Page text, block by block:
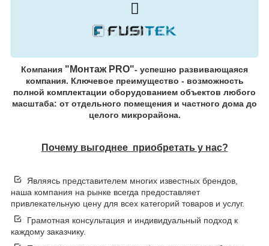
Компания "Монтаж PRO"- успешно развивающаяся
компания. Ключевое преимущество - возможность
полной комплектации оборудованием объектов любого
масштаба: от отдельного помещения и частного дома до
целого микрорайона.
Почему выгоднее приобретать у нас?
Являясь представителем многих известных брендов,
наша компания на рынке всегда предоставляет
привлекательную цену для всех категорий товаров и услуг.
Грамотная консультация и индивидуальный подход к
каждому заказчику.